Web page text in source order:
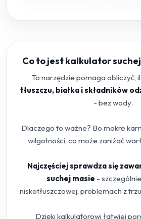
Co to jest kalkulator
To narzędzie pomaga obliczyć,
tłuszczu, białka i składników
- bez wody.
Dlaczego to ważne? Bo mokre
wilgotności, co może zaniżać
Najczęściej sprawdza się
suchej masie -
niskotłuszczowej, problemach z
Dzięki kalkulatorowi łatwiej